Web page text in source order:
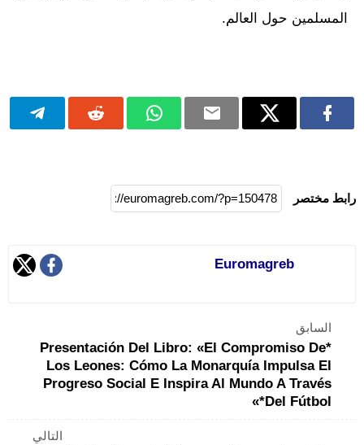
المسلمين حول العالم.
رابط مختصر
Euromagreb
السابق
*Presentación Del Libro: «El Compromiso De
Los Leones: Cómo La Monarquía Impulsa El
Progreso Social E Inspira Al Mundo A Través
Del Fútbol*»
التالي